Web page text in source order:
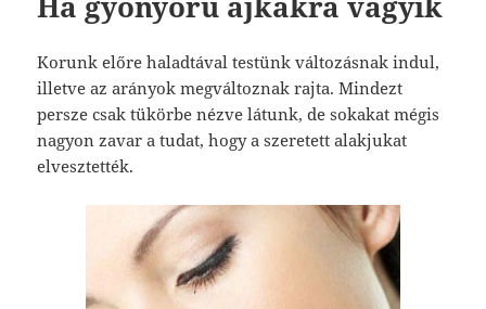
Korunk előre haladtával testünk változásnak indul,
illetve az arányok megváltoznak rajta. Mindezt
persze csak tükörbe nézve látunk, de sokakat mégis
nagyon zavar a tudat, hogy a szeretett alakjukat
elvesztették.